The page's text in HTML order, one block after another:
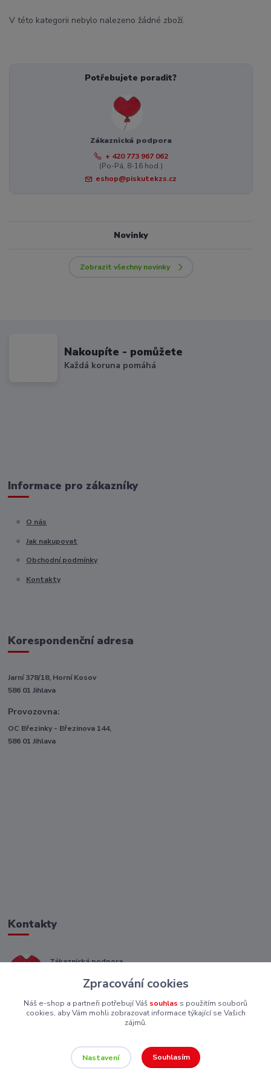
V této kategorii nebylo nalezeno žádné zboží.
Potřebujete poradit?
Zákaznická podpora
+ 420 773 967 062
(Po-Pá, 8-16 hod.)
eshop@piskutekzs.cz
Novinky
Zobrazit všechny novinky
Nakoupíte - pomůžete
Každá koruna pomáhá
Informace pro zákazníky
O nás
Jak nakupovat
Obchodní podmínky
Kontakty
Korespondenční adresa
Jarní 378/18, Horní Kosov
586 01 Jihlava
Provozovna:
OC Březinky - Březinova 144,
586 01 Jihlava
Kontakty
Zákaznická podpora
(Po-Pá, 8-16 hod.)
eshop@piskutekzs.cz
Zpracování cookies
Náš e-shop a partneři potřebují Váš souhlas s použitím souborů
cookies, aby Vám mohli zobrazovat informace týkající se Vašich
zájmů.
Nastavení Souhlasím